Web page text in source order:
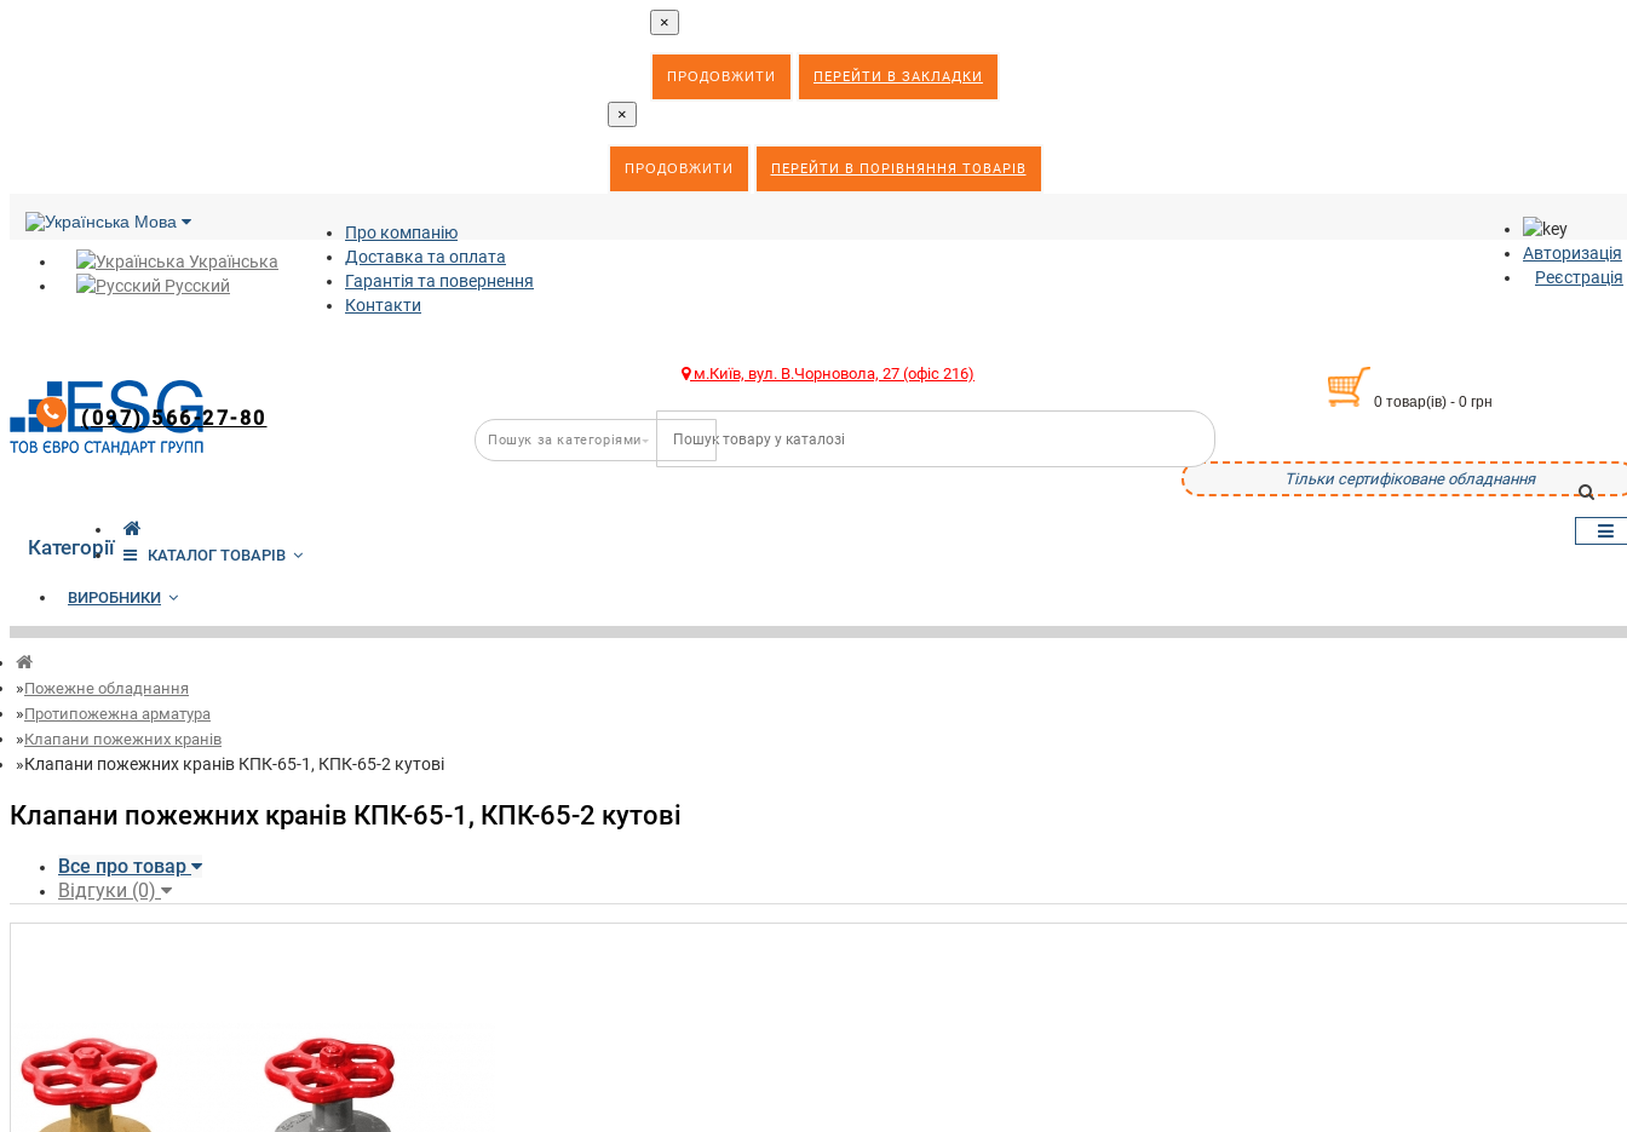
×
ПРОДОВЖИТИ ПЕРЕЙТИ В ЗАКЛАДКИ
×
ПРОДОВЖИТИ ПЕРЕЙТИ В ПОРІВНЯННЯ ТОВАРІВ
Мова
Українська
Русский
Про компанію
Доставка та оплата
Гарантія та повернення
Контакти
Авторизація
Реєстрація
(097) 566-27-80
м.Київ, вул. В.Чорновола, 27 (офіс 216)
0 товар(ів) - 0 грн
Тільки сертифіковане обладнання
Категорії КАТАЛОГ ТОВАРІВ
ВИРОБНИКИ
Пожежне обладнання
Протипожежна арматура
Клапани пожежних кранів
Клапани пожежних кранів КПК-65-1, КПК-65-2 кутові
Клапани пожежних кранів КПК-65-1, КПК-65-2 кутові
Все про товар
Відгуки (0)